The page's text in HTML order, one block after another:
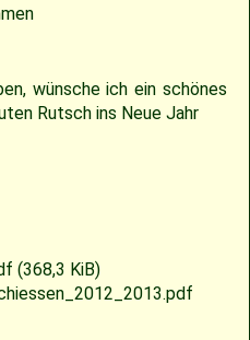
wünsche ich ein schönes
Rutsch ins Neue Jahr
(368,3 KiB)